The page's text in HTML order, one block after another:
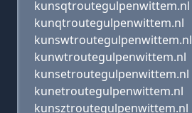
kunsqtroutegulpenwittem.nl
kunqtroutegulpenwittem.nl
kunswtroutegulpenwittem.nl
kunwtroutegulpenwittem.nl
kunsetroutegulpenwittem.nl
kunetroutegulpenwittem.nl
kunsztroutegulpenwittem.nl